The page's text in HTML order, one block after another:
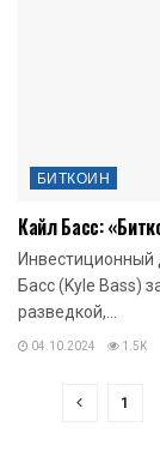
БИТКОИН
Кайл Басс:
Инвестиционный
Басс (Kyle Bass)
разведкой,...
04.10.2024 1.5K
1